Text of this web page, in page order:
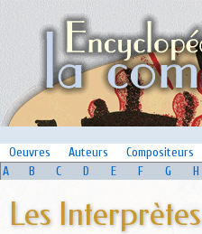
Oeuvres
Auteurs Compositeurs
A
B C D E F G H
Les Interprètes